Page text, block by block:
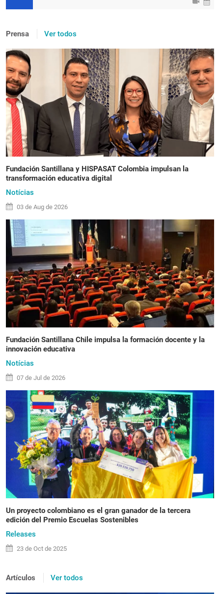
Prensa Ver todos
Fundación Santillana y HISPASAT Colombia impulsan la
transformación educativa digital
Notícias
03 de Aug de 2026
Fundación Santillana Chile impulsa la formación docente y la
innovación educativa
Notícias
07 de Jul de 2026
Un proyecto colombiano es el gran ganador de la tercera
edición del Premio Escuelas Sostenibles
Releases
23 de Oct de 2025
Artículos Ver todos